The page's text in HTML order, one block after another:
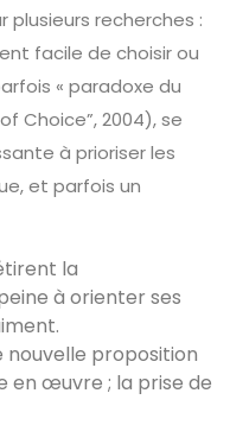
recherches :
facile de choisir ou
« paradoxe du
Choice”, 2004), se
à prioriser les
et parfois un
la
à orienter ses
nouvelle proposition
en œuvre ; la prise de